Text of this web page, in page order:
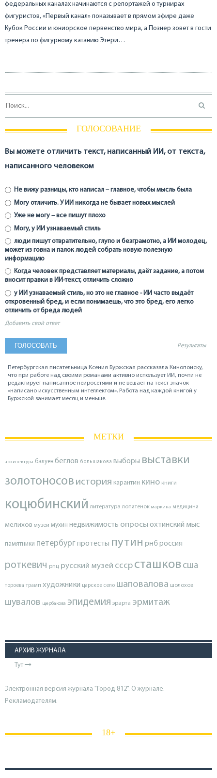
федеральных каналах начинаются с репортажей о турнирах
фигуристов, «Первый канал» показывает в прямом эфире даже
Кубок России и юниорское первенство мира, а Познер зовет в гости
тренера по фигурному катанию Этери…
ГОЛОСОВАНИЕ
Вы можете отличить текст, написанный ИИ, от текста,
написанного человеком
Не вижу разницы, кто написал – главное, чтобы мысль была
Могу отличить. У ИИ никогда не бывает новых мыслей
Уже не могу – все пишут плохо
Могу, у ИИ узнаваемый стиль
люди пишут отвратительно, глупо и безграмотно, а ИИ молодец,
может из говна и палок людей собрать новую полезную
информацию
Когда человек представляет материалы, даёт задание, а потом
вносит правки в ИИ-текст, отличить сложно
у ИИ узнаваемый стиль, но это не главное - ИИ часто выдаёт
откровенный бред, и если понимаешь, что это бред, его легко
отличить от бреда людей
Добавить свой ответ
Результаты
Петербургская писательница Ксения Буржская рассказала Кинопоиску,
что при работе над своими романами активно использует ИИ, почти не
редактирует написанное нейросетями и не вешает на текст значок
«написано искусственным интеллектом». Работа над каждой книгой у
Буржской занимает месяц и меньше.
МЕТКИ
архитектура балуев беглов большакова выборы выставки
золотоносов история карантин кино книги
коцюбинский литература лопатенок маркина медицина
мелихов музеи мухин недвижимость опросы охтинский мыс
памятники петербургпротесты путин рнброссия
роткевич рпц русский музей ссср сташков сша
тороева трамп художники царское село шаповалова шолохов
шувалов щербакова эпидемия эрарта эрмитаж
АРХИВ ЖУРНАЛА
Тут
Электронная версия журнала "Город 812". О журнале.
Рекламодателям.
18+